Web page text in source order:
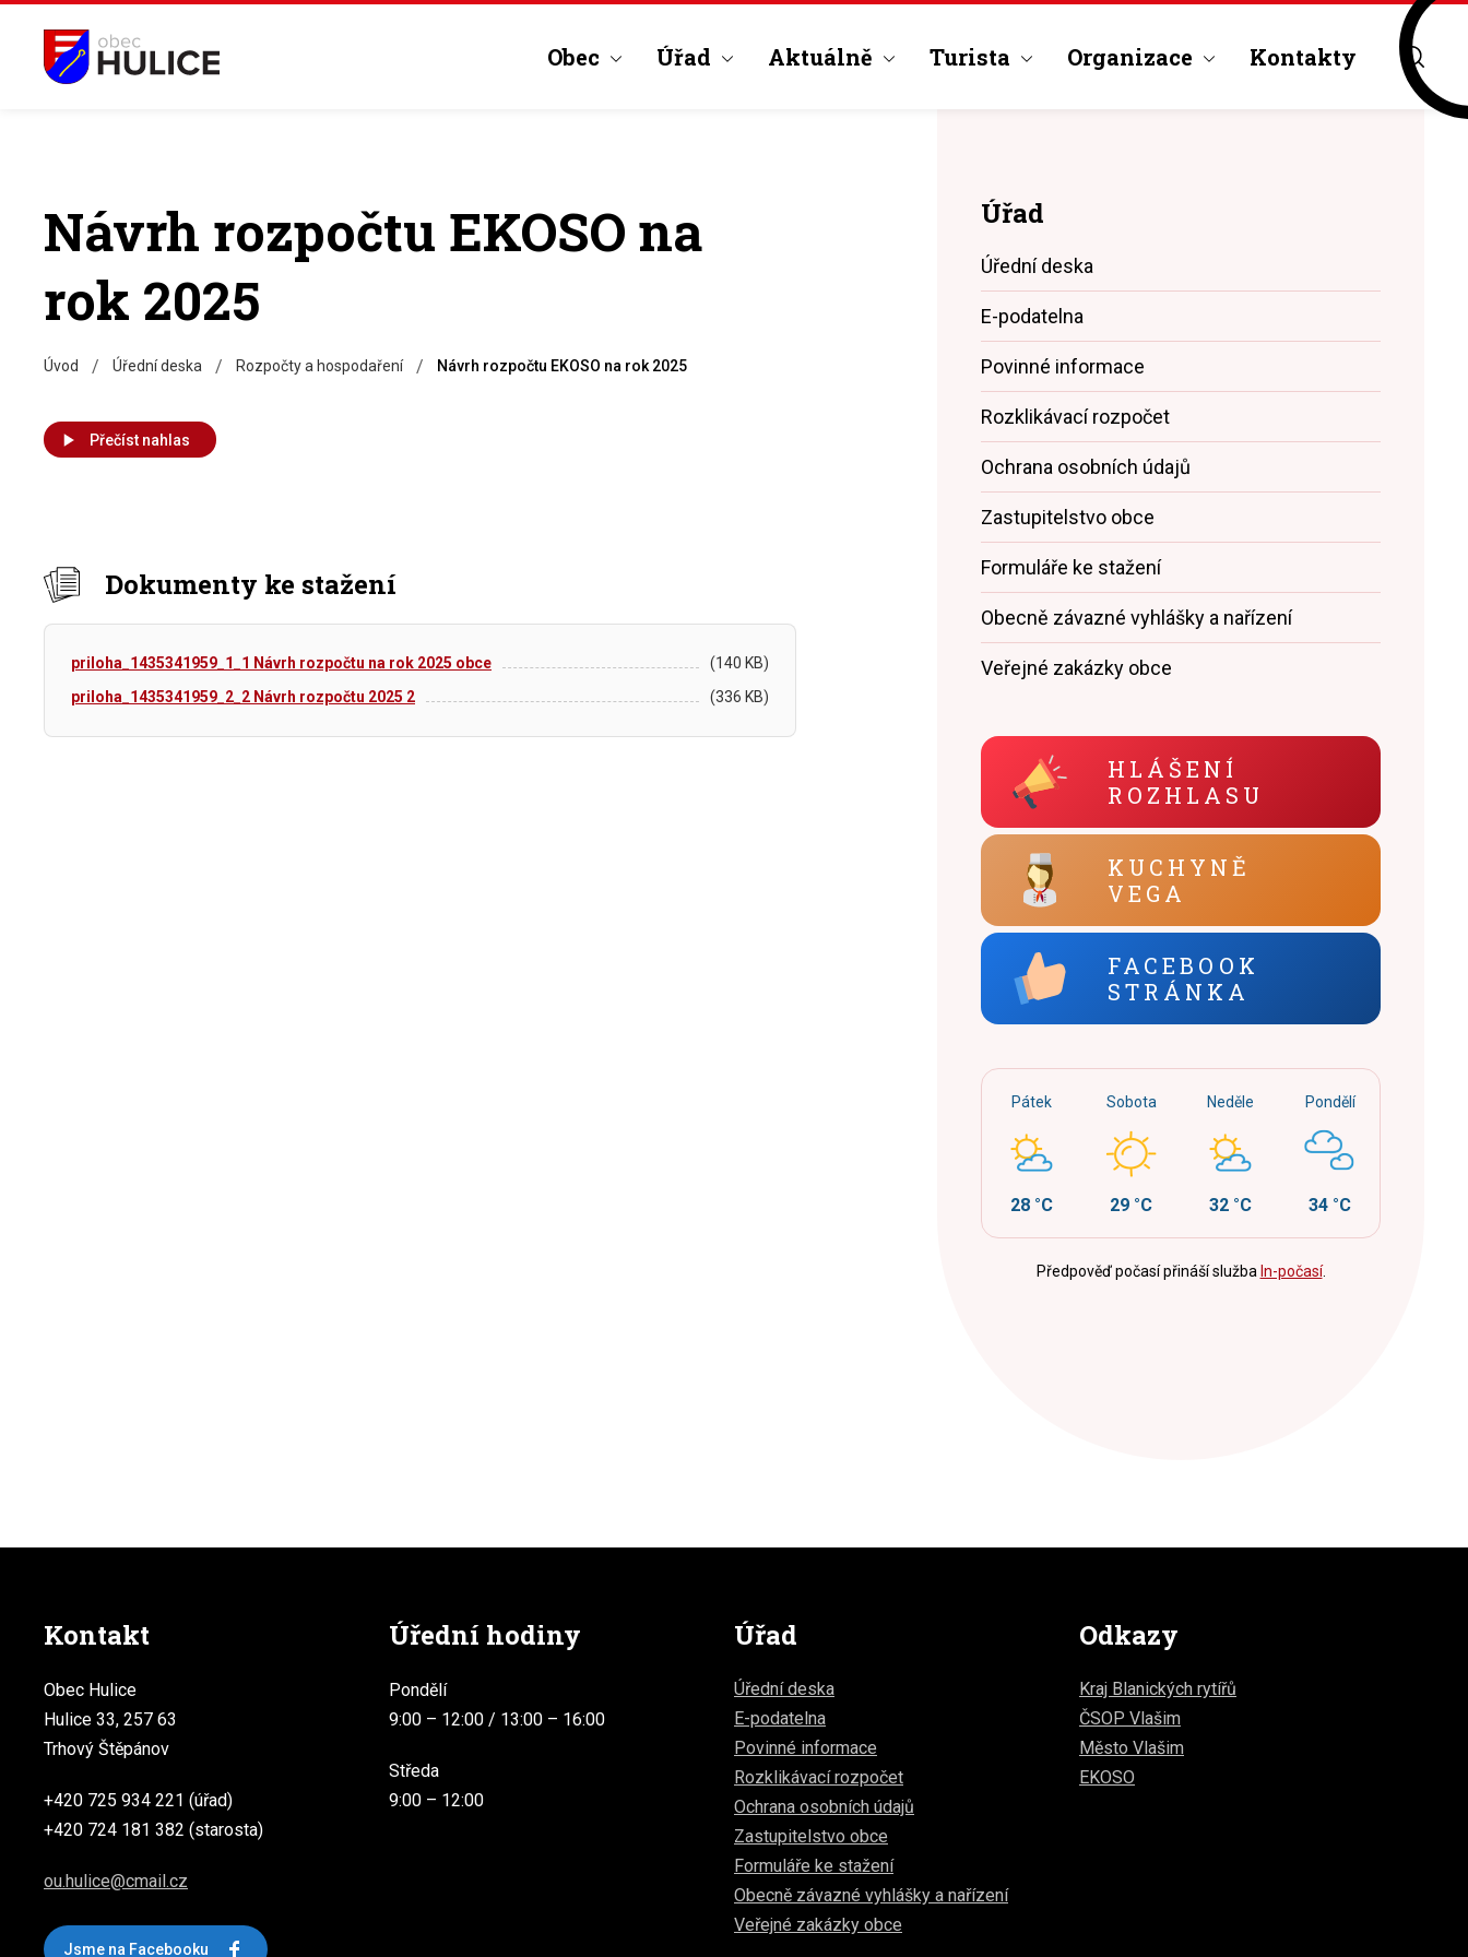
Obec Úřad Aktuálně Turista Organizace Kontakty
Návrh rozpočtu EKOSO na
rok 2025
Úvod / Úřední deska / Rozpočty a hospodaření / Návrh rozpočtu EKOSO na rok 2025
Přečíst nahlas
Dokumenty ke stažení
priloha_1435341959_1_1 Návrh rozpočtu na rok 2025 obce
(140 KB)
priloha_1435341959_2_2 Návrh rozpočtu 2025 2
(336 KB)
Úřad
Úřední deska
E-podatelna
Povinné informace
Rozklikávací rozpočet
Ochrana osobních údajů
Zastupitelstvo obce
Formuláře ke stažení
Obecně závazné vyhlášky a nařízení
Veřejné zakázky obce
HLÁŠENÍ
ROZHLASU
KUCHYNĚ
VEGA
FACEBOOK
STRÁNKA
Pátek
28 °C
Sobota
29 °C
Neděle
32 °C
Pondělí
34 °C
Předpověď počasí přináší služba In-počasí.
Kontakt
Obec Hulice
Hulice 33, 257 63
Trhový Štěpánov
+420 725 934 221 (úřad)
+420 724 181 382 (starosta)
ou.hulice@cmail.cz
Jsme na Facebooku
Úřední hodiny
Pondělí
9:00 – 12:00 / 13:00 – 16:00
Středa
9:00 – 12:00
Úřad
Úřední deska
E-podatelna
Povinné informace
Rozklikávací rozpočet
Ochrana osobních údajů
Zastupitelstvo obce
Formuláře ke stažení
Obecně závazné vyhlášky a nařízení
Veřejné zakázky obce
Odkazy
Kraj Blanických rytířů
ČSOP Vlašim
Město Vlašim
EKOSO